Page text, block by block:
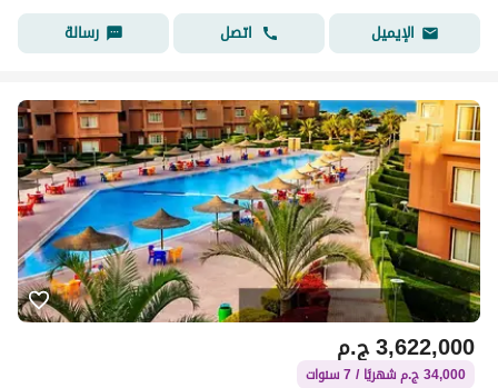
الإيميل
اتصل رسالة
ج.م3,622,000
34,000 ج.م شهريًا / 7 سنوات